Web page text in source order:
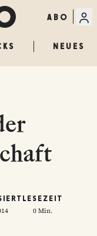
ABO
NEUES
LESEZEIT
0 Min.